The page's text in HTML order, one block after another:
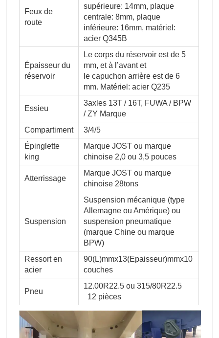
Feux de
route
supérieure: 14mm, plaque
centrale: 8mm, plaque
inférieure: 16mm, matériel:
acier Q345B
Épaisseur du
réservoir
Le corps du réservoir est de 5
mm, et à l’avant et
le capuchon arrière est de 6
mm. Matériel: acier Q235
Essieu
3axles 13T / 16T, FUWA / BPW
/ ZY Marque
Compartiment
3/4/5
Épinglette
king
Marque JOST ou marque
chinoise 2,0 ou 3,5 pouces
Atterrissage
Marque JOST ou marque
chinoise 28tons
Suspension
Suspension mécanique (type
Allemagne ou Amérique) ou
suspension pneumatique
(marque Chine ou marque
BPW)
Ressort en
acier
90(L)mmx13(Epaisseur)mmx10
couches
Pneu
12.00R22.5 ou 315/80R22.5
12 pièces